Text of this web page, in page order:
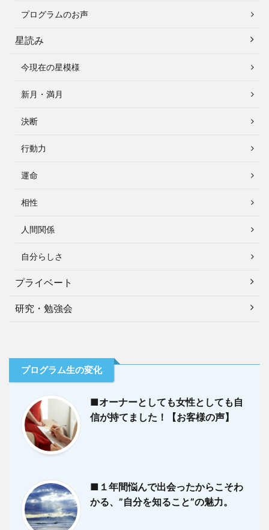
プログラムのお声
星読み
今現在の星模様
新月・満月
決断
行動力
運命
相性
人間関係
自分らしさ
プライベート
研究・勉強会
プログラム生の変化
■オーナーとしても女性としても自
信が持てました！【お客様の声】
■１年間悩んで出会ったからこそわ
かる、”自分を知ること”の魅力。